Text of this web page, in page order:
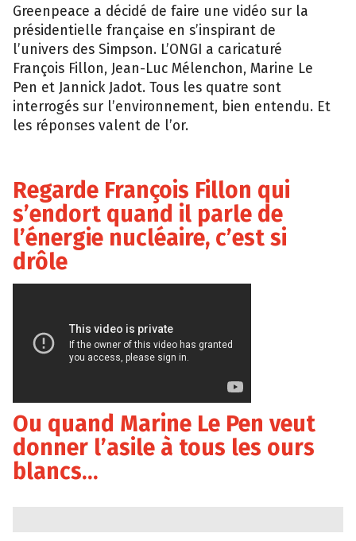
Greenpeace a décidé de faire une vidéo sur la
présidentielle française en s’inspirant de
l’univers des Simpson. L’ONGI a caricaturé
François Fillon, Jean-Luc Mélenchon, Marine Le
Pen et Jannick Jadot. Tous les quatre sont
interrogés sur l’environnement, bien entendu. Et
les réponses valent de l’or.
Regarde François Fillon qui
s’endort quand il parle de
l’énergie nucléaire, c’est si
drôle
Ou quand Marine Le Pen veut
donner l’asile à tous les ours
blancs…